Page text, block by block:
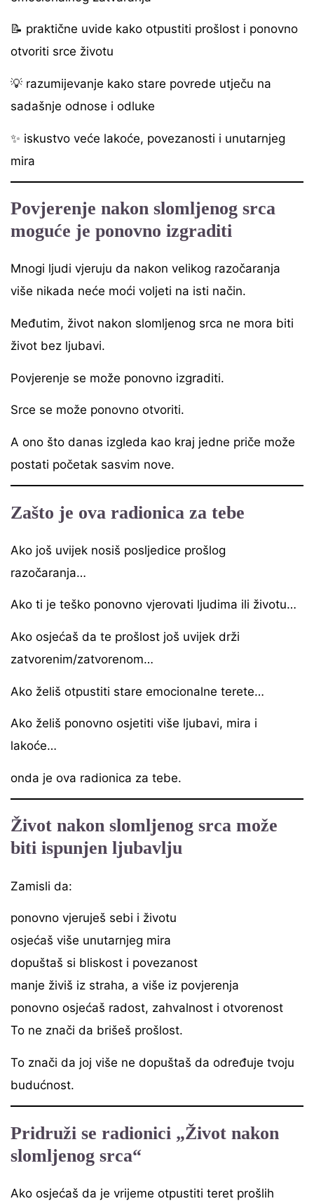
📝 praktične uvide kako otpustiti prošlost i ponovno
otvoriti srce životu
💡 razumijevanje kako stare povrede utječu na
sadašnje odnose i odluke
✨ iskustvo veće lakoće, povezanosti i unutarnjeg
mira
Povjerenje nakon slomljenog srca
moguće je ponovno izgraditi
Mnogi ljudi vjeruju da nakon velikog razočaranja
više nikada neće moći voljeti na isti način.
Međutim, život nakon slomljenog srca ne mora biti
život bez ljubavi.
Povjerenje se može ponovno izgraditi.
Srce se može ponovno otvoriti.
A ono što danas izgleda kao kraj jedne priče može
postati početak sasvim nove.
Zašto je ova radionica za tebe
Ako još uvijek nosiš posljedice prošlog
razočaranja…
Ako ti je teško ponovno vjerovati ljudima ili životu…
Ako osjećaš da te prošlost još uvijek drži
zatvorenim/zatvorenom…
Ako želiš otpustiti stare emocionalne terete…
Ako želiš ponovno osjetiti više ljubavi, mira i
lakoće…
onda je ova radionica za tebe.
Život nakon slomljenog srca može
biti ispunjen ljubavlju
Zamisli da:
ponovno vjeruješ sebi i životu
osjećaš više unutarnjeg mira
dopuštaš si bliskost i povezanost
manje živiš iz straha, a više iz povjerenja
ponovno osjećaš radost, zahvalnost i otvorenost
To ne znači da brišeš prošlost.
To znači da joj više ne dopuštaš da određuje tvoju
budućnost.
Pridruži se radionici „Život nakon
slomljenog srca“
Ako osjećaš da je vrijeme otpustiti teret prošlih